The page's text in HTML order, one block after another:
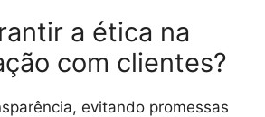
a ética na
com clientes?
evitando promessas